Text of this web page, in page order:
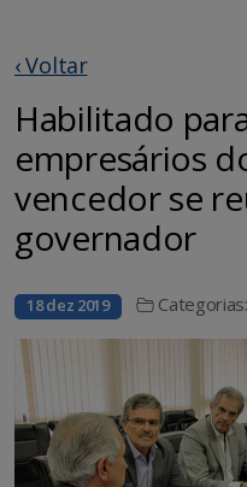
‹ Voltar
Habilitado
empresários
vencedor se
governador
18 dez 2019 Categorias: